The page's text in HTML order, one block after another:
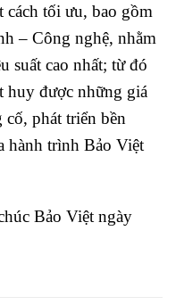
tối ưu, bao gồm
– Công nghệ, nhằm
suất cao nhất; từ đó
huy được những giá
phát triển bền
hành trình Bảo Việt
Bảo Việt ngày